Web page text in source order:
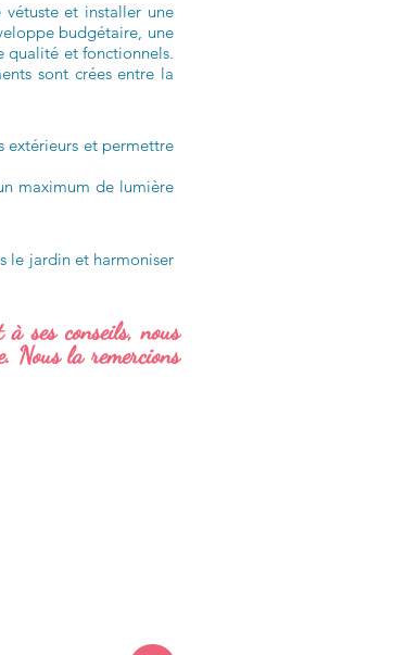
et installer une
budgétaire, une
qualité et fonctionnels.
sont crées entre la
extérieurs et permettre
maximum de lumière
le jardin et harmoniser
ses conseils, nous
Nous la remercions